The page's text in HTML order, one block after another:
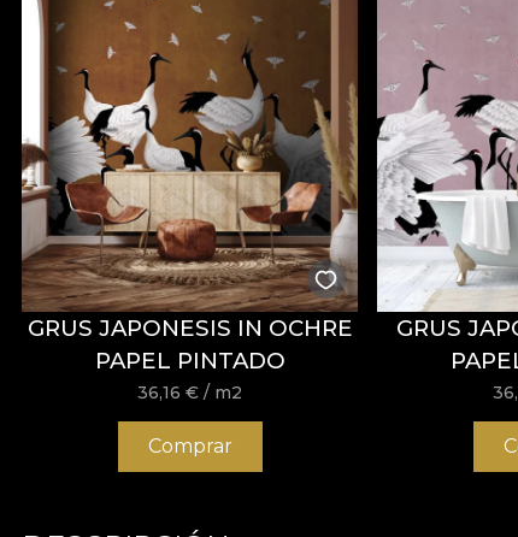
GRUS JAPONESIS IN OCHRE
PAPEL PINTADO
36,16€ / m2
Comprar
GRUS